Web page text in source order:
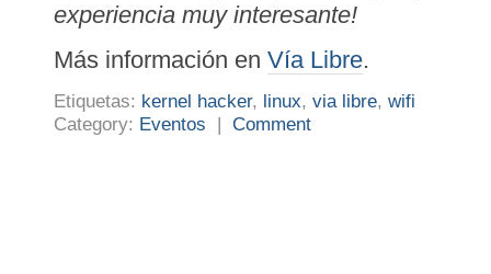
experiencia muy interesante!
Más información en Vía Libre.
Etiquetas: kernel hacker, linux, via libre, wifi
Category: Eventos | Comment